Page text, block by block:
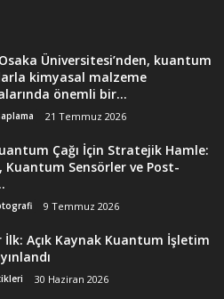
Üniversitesi’nden, kuantum
kimyasal malzeme
önemli bir...
21 Temmuz 2026
Çağı İçin Stratejik Hamle:
Kuantum Sensörler ve Post-
9 Temmuz 2026
İlk: Açık Kaynak Kuantum İşletim
30 Haziran 2026